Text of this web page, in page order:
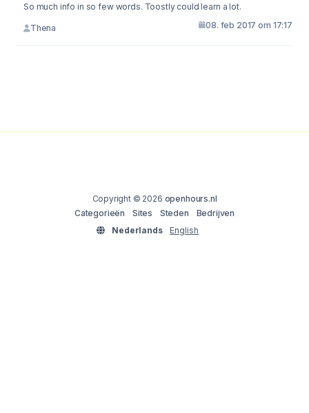
So much info in so few words. Toostly could learn a lot.
Thena 08. feb 2017 om 17:17
Copyright © 2026 openhours.nl
Categorieën
Sites Steden
Bedrijven
Nederlands
English